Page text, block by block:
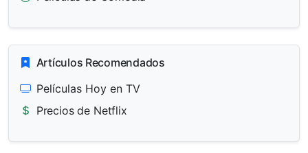
Artículos Recomendados
Películas Hoy en TV
Precios de Netflix